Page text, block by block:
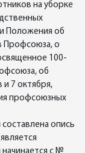
на уборке
Положения об
Профсоюза, о
100-
об
и 7 октября,
профсоюзных
опись